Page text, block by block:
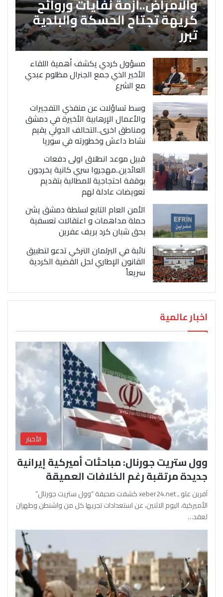
كريهة تجتاح الحسكة والبلدية
تبرر
مسؤول كردي يكشف أهمية اللقاء
الأخير الذي جمع الجنرال مظلوم عبدي
مع الشرع
وسط تساؤلات عن منفذي التفجيرات
والأعمال الإرهابية الأخيرة في دمشق
ومناطق اخرى..التحالف الدولي يقيم
نشاط داعش وخطورته في سوريا
قبيل موعد انطلاق اولى دفعات
العائدين..مهجروا سري كانية يخرجون
بوقفة احتجاجية للمطالبة بتقديم
تعويضات عادلة لهم
الأمن العام التابع لسلطة دمشق يشن
حملة مداهمات و اعتقالات تعسفية
بحق شبان كرد بريف عفرين
نائبة في البرلمان التركي تدعو لتطبيق
القانون الإطاري لحل القضية الكردية
سريعاً
اخبار عالمية
الأخبار
وول ستريت جورنال: مباحثات أميركية إيرانية
جديدة مرتقبة رغم الخلافات العميقة
آفرين علو ـ xeber24.net كشفت صحيفة “وول ستريت جورنال”
الأميركية، اليوم الاثنين، عن استعدادات تجريها كل من واشنطن وطهران
لعقد…